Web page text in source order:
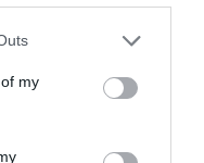
my
descontados los
la fuerza comercial y
neto para los
120 millones de
está consiguiendo por
con los